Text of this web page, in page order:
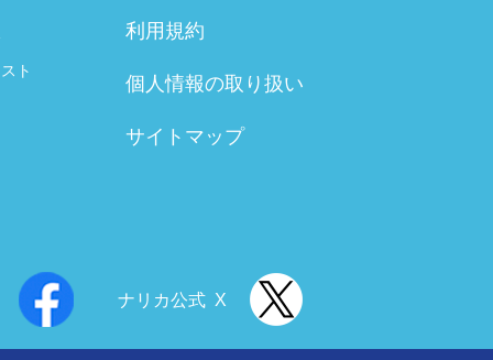
ト
利用規約
個人情報の取り扱い
サイトマップ
ナリカ公式 X